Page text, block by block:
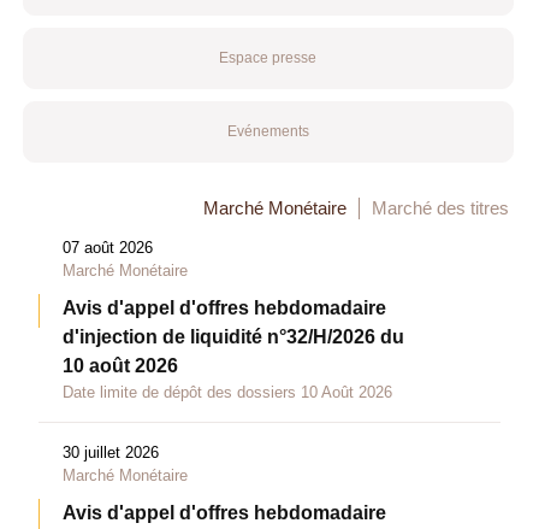
Espace presse
Evénements
Marché Monétaire Marché des titres
07 août 2026
Marché Monétaire
Avis d'appel d'offres hebdomadaire
d'injection de liquidité n°32/H/2026 du
10 août 2026
Date limite de dépôt des dossiers 10 Août 2026
30 juillet 2026
Marché Monétaire
Avis d'appel d'offres hebdomadaire